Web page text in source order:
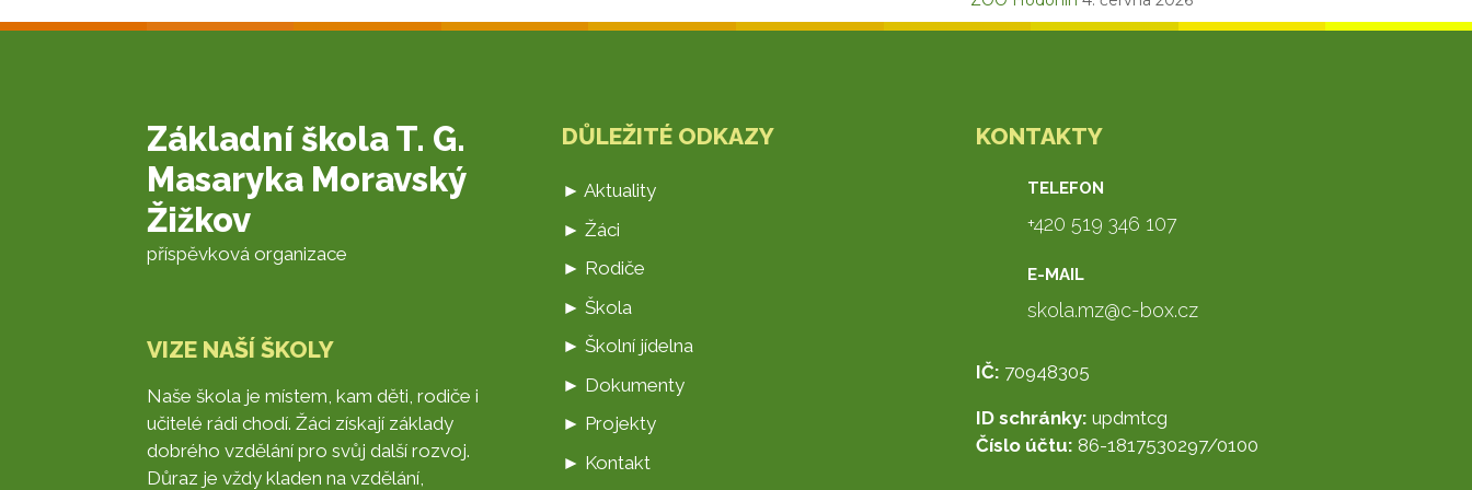
Základní škola T. G.
Masaryka Moravský
Žižkov
příspěvková organizace
VIZE NAŠÍ ŠKOLY
Naše škola je místem, kam děti, rodiče i
učitelé rádi chodí. Žáci získají základy
dobrého vzdělání pro svůj další rozvoj.
Důraz je vždy kladen na vzdělání,
DŮLEŽITÉ ODKAZY
► Aktuality
► Žáci
► Rodiče
► Škola
► Školní jídelna
► Dokumenty
► Projekty
► Kontakt
KONTAKTY
TELEFON
+420 519 346 107
E-MAIL
skola.mz@c-box.cz
IČ: 70948305
ID schránky: updmtcg
Číslo účtu: 86-1817530297/0100